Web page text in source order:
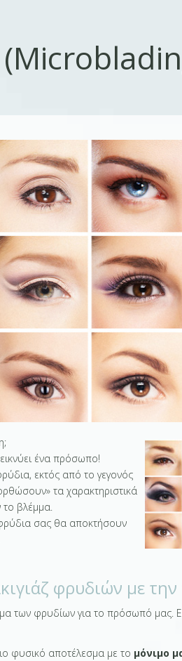
ένα πρόσωπο!
εκτός από το γεγονός
τα χαρακτηριστικά
βλέμμα.
φρύδια σας θα αποκτήσουν
φρυδιών με την
των φρυδίων για το πρόσωπό μας.
φυσικό αποτέλεσμα με το μόνιμο